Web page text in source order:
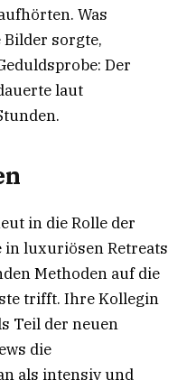
Was
sorgte,
Der
laut
in die Rolle der
in luxuriösen Retreats
Methoden auf die
trifft. Ihre Kollegin
Teil der neuen
die
als intensiv und